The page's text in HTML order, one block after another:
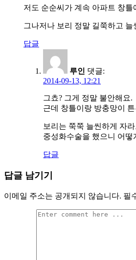
저도 순순씨가 계속 아파트 창
그나저나 보리 정말 길쭉하고
답글
루인 댓글:
2014-09-13, 12:21
그쵸? 그게 정말 불안해요.
근데 창틀이랑 방충망이
보리는 쭉쭉 늘씬하게 자
중성화수술을 했으니 어
답글
답글 남기기
이메일 주소는 공개되지 않습니다. 필